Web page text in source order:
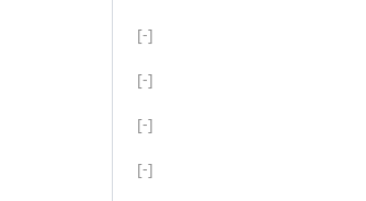
[-]
[-]
[-]
[-]